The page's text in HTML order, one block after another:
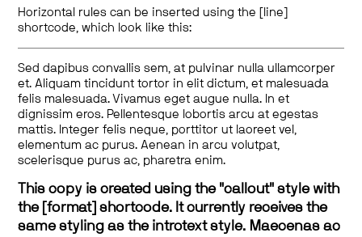
Horizontal rules can be inserted using the [line]
shortcode, which look like this:
Sed dapibus convallis sem, at pulvinar nulla ullamcorper
et. Aliquam tincidunt tortor in elit dictum, et malesuada
felis malesuada. Vivamus eget augue nulla. In et
dignissim eros. Pellentesque lobortis arcu at egestas
mattis. Integer felis neque, porttitor ut laoreet vel,
elementum ac purus. Aenean in arcu volutpat,
scelerisque purus ac, pharetra enim.
This copy is created using the "callout" style with
the [format] shortcode. It currently receives the
same styling as the introtext style. Maecenas ac